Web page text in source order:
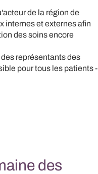
de la région de
internes et externes afin
des soins encore
représentants des
pour tous les patients -
des